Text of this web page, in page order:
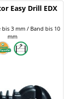
Easy Drill EDX
bis 3 mm / Band bis 10
mm